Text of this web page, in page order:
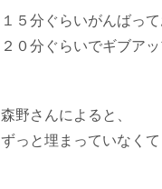
１５分ぐらいがんばっ
２０分ぐらいでギブアッ
森野さんによると、
ずっと埋まっていなく